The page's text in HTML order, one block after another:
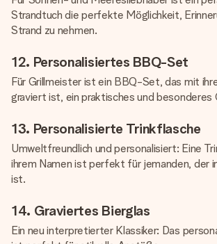
Strandtuch die perfekte Möglichkeit,
Strand zu nehmen.
12. Personalisiertes BBQ-Set
Für Grillmeister ist ein BBQ-Set, das mit
graviert ist, ein praktisches und besonderes
13. Personalisierte Trinkflasche
Umweltfreundlich und personalisiert: Eine
ihrem Namen ist perfekt für jemanden, der
ist.
14. Graviertes Bierglas
Ein neu interpretierter Klassiker: Das